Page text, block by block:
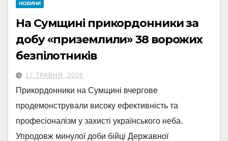
НОВИНИ
На Сумщині прикордонники за
добу «приземлили» 38 ворожих
безпілотників
17 ТРАВНЯ, 2026
Прикордонники на Сумщині вчергове
продемонстрували високу ефективність та
професіоналізм у захисті українського неба.
Упродовж минулої доби бійці Державної